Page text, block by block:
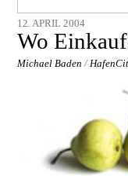
12. APRIL 2004
Wo
Michael Baden /